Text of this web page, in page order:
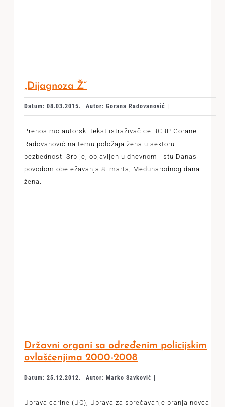
„Dijagnoza Ž“
Datum: 08.03.2015. Autor: Gorana Radovanović |
Prenosimo autorski tekst istraživačice BCBP Gorane
Radovanović na temu položaja žena u sektoru
bezbednosti Srbije, objavljen u dnevnom listu Danas
povodom obeležavanja 8. marta, Međunarodnog dana
žena.
Državni organi sa određenim policijskim
ovlašćenjima 2000-2008
Datum: 25.12.2012. Autor: Marko Savković |
Uprava carine (UC), Uprava za sprečavanje pranja novca